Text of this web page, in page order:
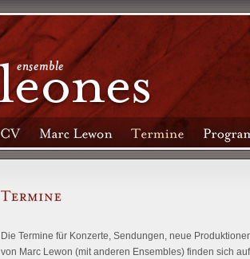
Die Termine für Konzerte, Sendungen, neue
von Marc Lewon (mit anderen Ensembles) finden sich